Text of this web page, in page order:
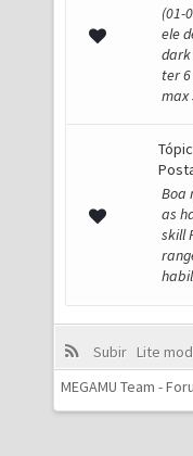
(01-
ele
dark
ter
max
Boa
as
skill
Subir Lite
MEGAMU Team -